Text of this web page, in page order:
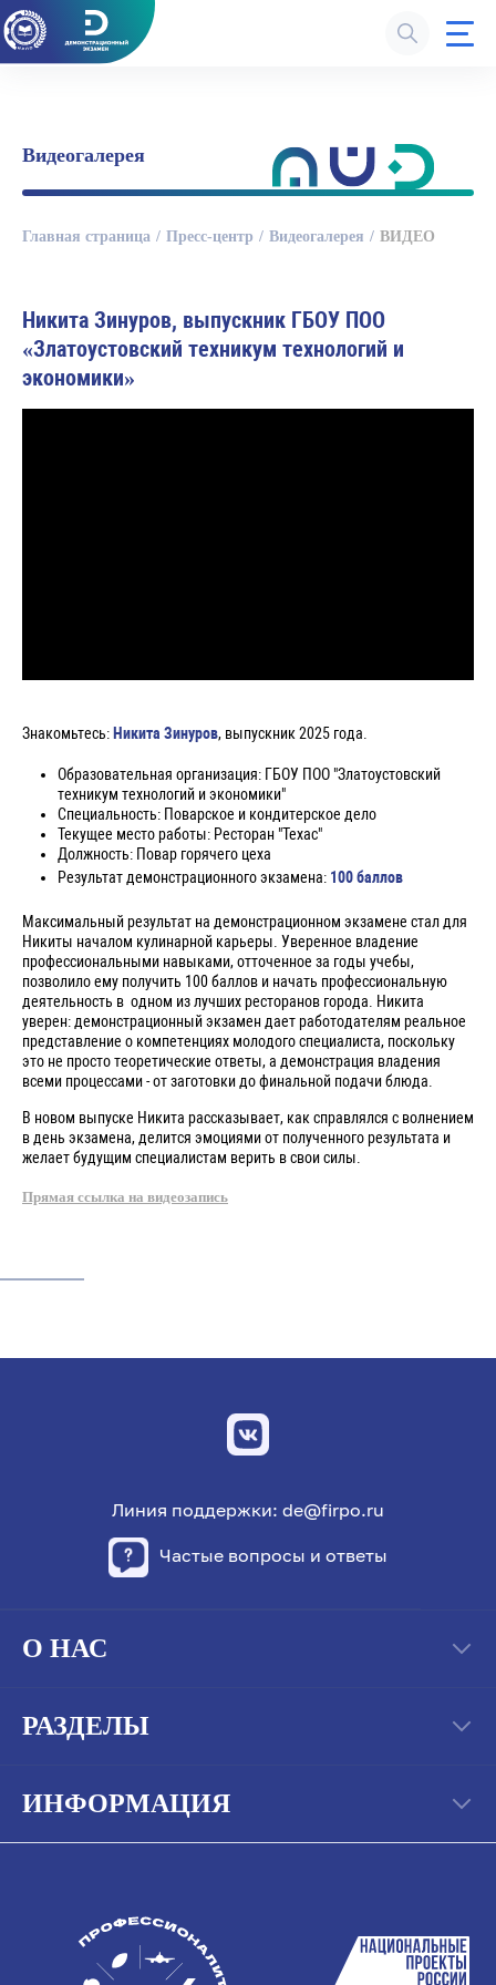
Видеогалерея
Главная страница Пресс-центр Видеогалерея ВИДЕО
Никита Зинуров, выпускник ГБОУ ПОО
«Златоустовский техникум технологий и
экономики»
Знакомьтесь: Никита Зинуров, выпускник 2025 года.
Образовательная организация: ГБОУ ПОО "Златоустовский
техникум технологий и экономики"
Специальность: Поварское и кондитерское дело
Текущее место работы: Ресторан "Техас"
Должность: Повар горячего цеха
Результат демонстрационного экзамена: 100 баллов
Максимальный результат на демонстрационном экзамене стал для
Никиты началом кулинарной карьеры. Уверенное владение
профессиональными навыками, отточенное за годы учебы,
позволило ему получить 100 баллов и начать профессиональную
деятельность в одном из лучших ресторанов города. Никита
уверен: демонстрационный экзамен дает работодателям реальное
представление о компетенциях молодого специалиста, поскольку
это не просто теоретические ответы, а демонстрация владения
всеми процессами - от заготовки до финальной подачи блюда.
В новом выпуске Никита рассказывает, как справлялся с волнением
в день экзамена, делится эмоциями от полученного результата и
желает будущим специалистам верить в свои силы.
Прямая ссылка на видеозапись
Линия поддержки: de@firpo.ru
Частые вопросы и ответы
О НАС
РАЗДЕЛЫ
ИНФОРМАЦИЯ